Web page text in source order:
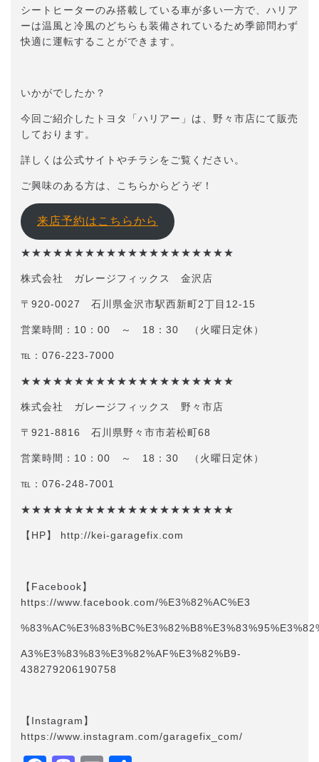
シートヒーターのみ搭載している車が多い一方で、ハリア
ーは温風と冷風のどちらも装備されているため季節問わず
快適に運転することができます。
いかがでしたか？
今回ご紹介したトヨタ「ハリアー」は、野々市店にて販売
しております。
詳しくは公式サイトやチラシをご覧ください。
ご興味のある方は、こちらからどうぞ！
来店予約はこちらから
★★★★★★★★★★★★★★★★★★★★
株式会社 ガレージフィックス 金沢店
〒920-0027 石川県金沢市駅西新町2丁目12-15
営業時間：10：00 ～ 18：30 （火曜日定休）
℡：076-223-7000
★★★★★★★★★★★★★★★★★★★★
株式会社 ガレージフィックス 野々市店
〒921-8816 石川県野々市市若松町68
営業時間：10：00 ～ 18：30 （火曜日定休）
℡：076-248-7001
★★★★★★★★★★★★★★★★★★★★
【HP】 http://kei-garagefix.com​​
【Facebook】
https://www.facebook.com/%E3%82%AC%E3
A3%E3%83%83%E3%82%AF%E3%82%B9-
438279206190758
【Instagram】
https://www.instagram.com/garagefix_com/